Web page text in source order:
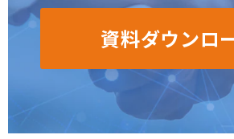
資料ダウンロ